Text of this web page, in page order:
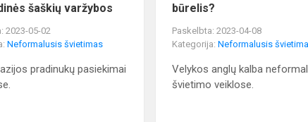
šaškių varžybos
2023-05-02
Neformalusis švietimas
pradinukų pasiekimai
būrelis?
Paskelbta: 2023-04-08
Kategorija:Neformalusis
Velykos anglų kalba
švietimo veiklose.